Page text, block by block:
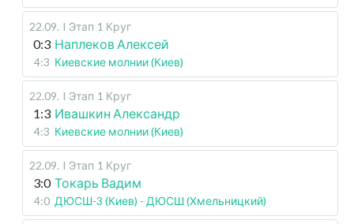
22.09. I Этап 1 Круг
0:3 Наплеков Алексей
4:3 Киевские молнии (Киев)
22.09. I Этап 1 Круг
1:3 Ивашкин Александр
4:3 Киевские молнии (Киев)
22.09. I Этап 1 Круг
3:0 Токарь Вадим
4:0 ДЮСШ-3 (Киев) - ДЮСШ (Хмельницкий)